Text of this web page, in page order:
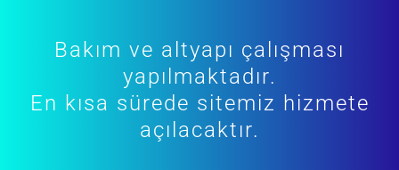
Bakım ve altyapı çalışması
yapılmaktadır.
En kısa sürede sitemiz hizmete
açılacaktır.